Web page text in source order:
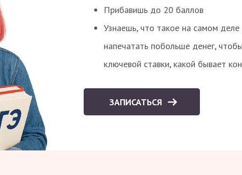
Прибавишь до 20 баллов
Узнаешь, что такое на самом
напечатать побольше денег,
ключевой ставки, какой бывает
ЗАПИСАТЬСЯ